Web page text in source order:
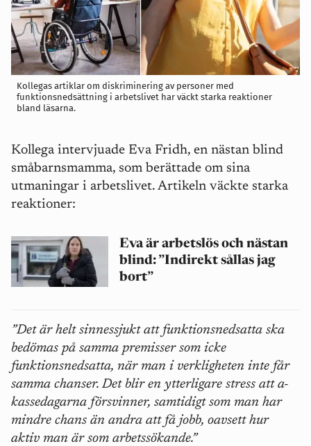
Kollegas artiklar om diskriminering av personer med
funktionsnedsättning i arbetslivet har väckt starka reaktioner
bland läsarna.
Kollega intervjuade Eva Fridh, en nästan blind
småbarnsmamma, som berättade om sina
utmaningar i arbetslivet. Artikeln väckte starka
reaktioner:
Eva är arbetslös och nästan
blind: ”Indirekt sållas jag
bort”
”Det är helt sinnessjukt att funktionsnedsatta ska
bedömas på samma premisser som icke
funktionsnedsatta, när man i verkligheten inte får
samma chanser. Det blir en ytterligare stress att a-
kassedagarna försvinner, samtidigt som man har
mindre chans än andra att få jobb, oavsett hur
aktiv man är som arbetssökande.”